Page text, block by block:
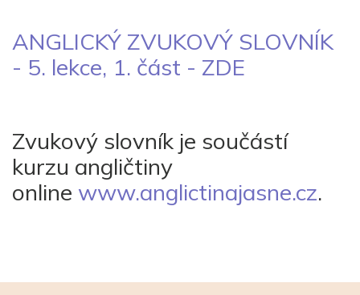
ANGLICKÝ ZVUKOVÝ SLOVNÍK
- 5. lekce, 1. část - ZDE
Zvukový slovník je součástí
kurzu angličtiny
online www.anglictinajasne.cz.